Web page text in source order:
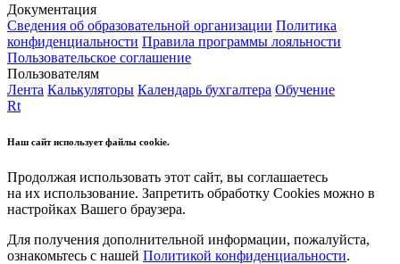
Документация
Сведения об образовательной организации Политика
конфиденциальности Правила программы лояльности
Пользовательское соглашение
Пользователям
Лента Калькуляторы Календарь бухгалтера Обучение
Rt
Наш сайт использует файлы cookie.
Продолжая использовать этот сайт, вы соглашаетесь
на их использование. Запретить обработку Cookies можно в
настройках Вашего браузера.
Для получения дополнительной информации, пожалуйста,
ознакомьтесь с нашей Политикой конфиденциальности.